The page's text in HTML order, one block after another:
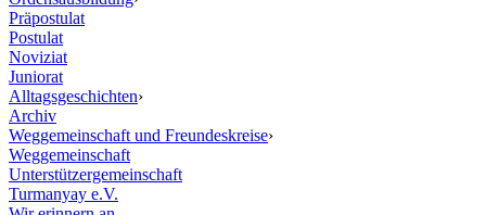
Präpostulat
Postulat
Noviziat
Juniorat
Alltagsgeschichten›
Archiv
Weggemeinschaft und Freundeskreise›
Weggemeinschaft
Unterstützergemeinschaft
Turmanyay e.V.